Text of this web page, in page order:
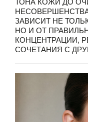
ТОНА КОЖИ ДО
ЗАВИСИТ НЕ
НО И ОТ
КОНЦЕНТРАЦИИ,
СОЧЕТАНИЯ С